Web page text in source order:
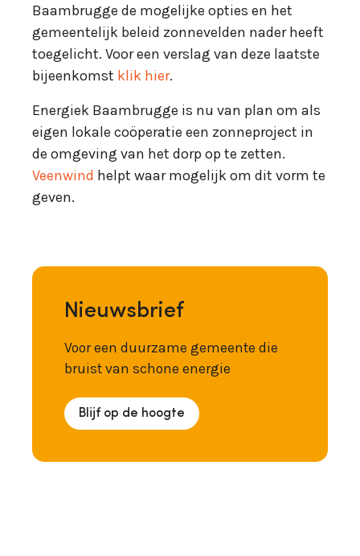
Baambrugge de mogelijke opties en het
gemeentelijk beleid zonnevelden nader heeft
toegelicht. Voor een verslag van deze laatste
bijeenkomst klik hier.
Energiek Baambrugge is nu van plan om als
eigen lokale coöperatie een zonneproject in
de omgeving van het dorp op te zetten.
Veenwind helpt waar mogelijk om dit vorm te
geven.
Nieuwsbrief
Voor een duurzame gemeente die
bruist van schone energie
Blijf op de hoogte